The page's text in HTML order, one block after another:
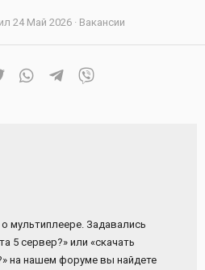
Вакансии
24 Май 2026
Twitter WhatsAppTelegram
мультиплеере. Задавались
5 сервер?» или «скачать
на нашем форуме вы найдете